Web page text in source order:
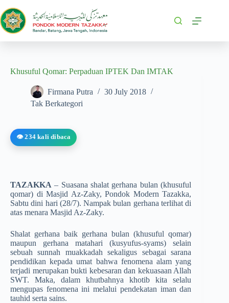
Khusuful Qomar: Perpaduan IPTEK Dan IMTAK
Firmana Putra
30 July 2018
Tak Berkategori
👁️ 234 kali dibaca
TAZAKKA – Suasana shalat gerhana bulan (khusuful
qomar) di Masjid Az-Zaky, Pondok Modern Tazakka,
Sabtu dini hari (28/7). Nampak bulan gerhana terlihat di
atas menara Masjid Az-Zaky.
Shalat gerhana baik gerhana bulan (khusuful qomar)
maupun gerhana matahari (kusyufus-syams) selain
sebuah sunnah muakkadah sekaligus sebagai sarana
pendidikan kepada umat bahwa fenomena alam yang
terjadi merupakan bukti kebesaran dan kekuasaan Allah
SWT. Maka, dalam khutbahnya khotib kita selalu
mengupas fenomena ini melalui pendekatan iman dan
tauhid serta sains.